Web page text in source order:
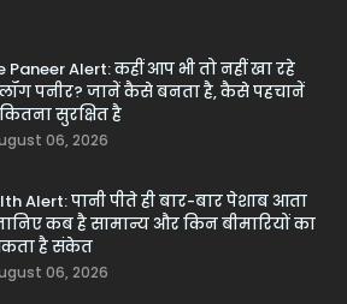
Paneer Alert: कहीं आप भी तो नहीं खा रहे
पनीर? जानें कैसे बनता है, कैसे पहचानें
सुरक्षित है
06, 2026
Alert: पानी पीते ही बार-बार पेशाब आता
कब है सामान्य और किन बीमारियों का
है संकेत
06, 2026